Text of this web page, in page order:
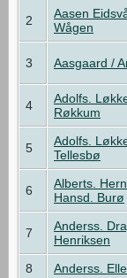
2
Aasen
Wågen
3 Aasgaard /
4
Adolfs.
Røkkum
5
Adolfs.
Tellesbø
6
Alberts.
Hansd. Burø
7
Anderss.
Henriksen
8 Anderss.